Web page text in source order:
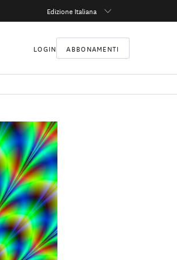
Edizione Italiana
LOGIN ABBONAMENTI